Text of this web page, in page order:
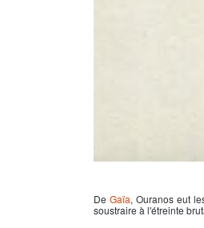
De Gaïa, Ouranos eut
soustraire à l'étreinte